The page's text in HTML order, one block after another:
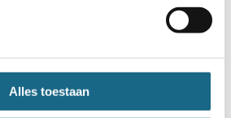
Alles toestaan